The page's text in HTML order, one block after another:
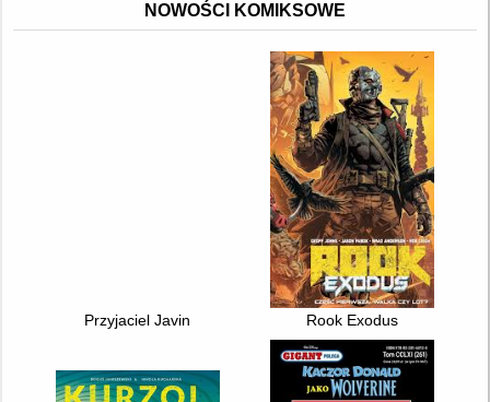
NOWOŚCI KOMIKSOWE
Przyjaciel Javin Rook Exodus